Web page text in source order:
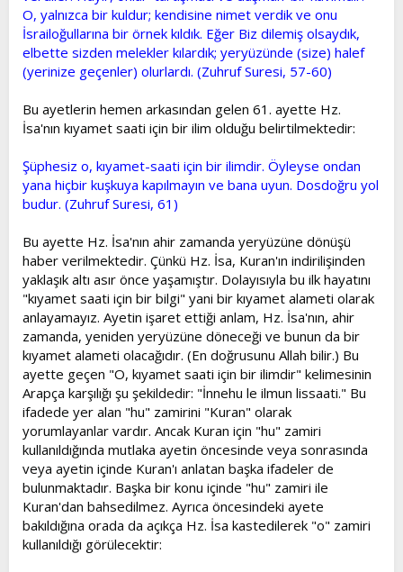
O, yalnızca bir kuldur; kendisine nimet verdik ve onu
İsrailoğullarına bir örnek kıldık. Eğer Biz dilemiş olsaydık,
elbette sizden melekler kılardık; yeryüzünde (size) halef
(yerinize geçenler) olurlardı. (Zuhruf Suresi, 57-60)
Bu ayetlerin hemen arkasından gelen 61. ayette Hz.
İsa'nın kıyamet saati için bir ilim olduğu belirtilmektedir:
Şüphesiz o, kıyamet-saati için bir ilimdir. Öyleyse ondan
yana hiçbir kuşkuya kapılmayın ve bana uyun. Dosdoğru yol
budur. (Zuhruf Suresi, 61)
Bu ayette Hz. İsa'nın ahir zamanda yeryüzüne dönüşü
haber verilmektedir. Çünkü Hz. İsa, Kuran'ın indirilişinden
yaklaşık altı asır önce yaşamıştır. Dolayısıyla bu ilk hayatını
"kıyamet saati için bir bilgi" yani bir kıyamet alameti olarak
anlayamayız. Ayetin işaret ettiği anlam, Hz. İsa'nın, ahir
zamanda, yeniden yeryüzüne döneceği ve bunun da bir
kıyamet alameti olacağıdır. (En doğrusunu Allah bilir.) Bu
ayette geçen "O, kıyamet saati için bir ilimdir" kelimesinin
Arapça karşılığı şu şekildedir: "İnnehu le ilmun lissaati." Bu
ifadede yer alan "hu" zamirini "Kuran" olarak
yorumlayanlar vardır. Ancak Kuran için "hu" zamiri
kullanıldığında mutlaka ayetin öncesinde veya sonrasında
veya ayetin içinde Kuran'ı anlatan başka ifadeler de
bulunmaktadır. Başka bir konu içinde "hu" zamiri ile
Kuran'dan bahsedilmez. Ayrıca öncesindeki ayete
bakıldığına orada da açıkça Hz. İsa kastedilerek "o" zamiri
kullanıldığı görülecektir: